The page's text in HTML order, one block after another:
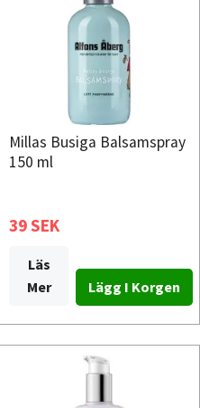
Millas Busiga Balsamspray
150 ml
39 SEK
Läs
Mer